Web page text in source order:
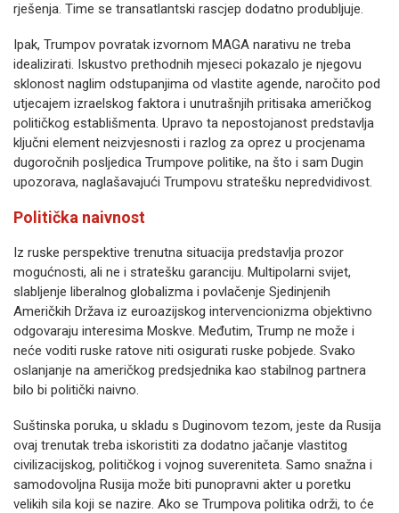
rješenja. Time se transatlantski rascjep dodatno produbljuje.
Ipak, Trumpov povratak izvornom MAGA narativu ne treba
idealizirati. Iskustvo prethodnih mjeseci pokazalo je njegovu
sklonost naglim odstupanjima od vlastite agende, naročito pod
utjecajem izraelskog faktora i unutrašnjih pritisaka američkog
političkog establišmenta. Upravo ta nepostojanost predstavlja
ključni element neizvjesnosti i razlog za oprez u procjenama
dugoročnih posljedica Trumpove politike, na što i sam Dugin
upozorava, naglašavajući Trumpovu stratešku nepredvidivost.
Politička naivnost
Iz ruske perspektive trenutna situacija predstavlja prozor
mogućnosti, ali ne i stratešku garanciju. Multipolarni svijet,
slabljenje liberalnog globalizma i povlačenje Sjedinjenih
Američkih Država iz euroazijskog intervencionizma objektivno
odgovaraju interesima Moskve. Međutim, Trump ne može i
neće voditi ruske ratove niti osigurati ruske pobjede. Svako
oslanjanje na američkog predsjednika kao stabilnog partnera
bilo bi politički naivno.
Suštinska poruka, u skladu s Duginovom tezom, jeste da Rusija
ovaj trenutak treba iskoristiti za dodatno jačanje vlastitog
civilizacijskog, političkog i vojnog suvereniteta. Samo snažna i
samodovoljna Rusija može biti punopravni akter u poretku
velikih sila koji se nazire. Ako se Trumpova politika održi, to će